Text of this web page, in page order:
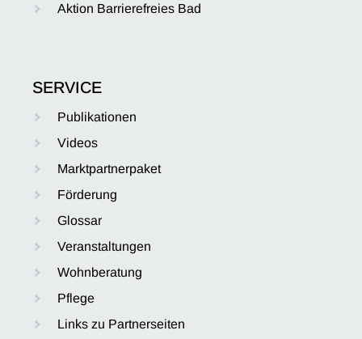
Aktion Barrierefreies Bad
SERVICE
Publikationen
Videos
Marktpartnerpaket
Förderung
Glossar
Veranstaltungen
Wohnberatung
Pflege
Links zu Partnerseiten